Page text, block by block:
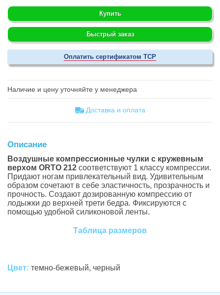
Купить
Быстрый заказ
Оплатить сертификатом ТСР
Наличие и цену уточняйте у менеджера
Доставка и оплатa
Описание
Воздушные компрессионные чулки с кружевным
верхом ORTO 212 соответствуют 1 классу компрессии.
Придают ногам привлекательный вид. Удивительным
образом сочетают в себе эластичность, прозрачность и
прочность. Создают дозированную компрессию от
лодыжки до верхней трети бедра. Фиксируются с
помощью удобной силиконовой ленты.
Таблица размеров
Цвет: темно-бежевый, черный